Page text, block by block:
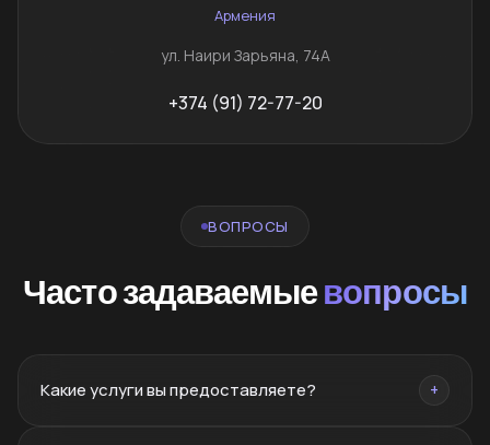
Армения
ул. Наири Зарьяна, 74А
+374 (91) 72-77-20
ВОПРОСЫ
Часто задаваемыевопросы
Какие услуги вы предоставляете? +